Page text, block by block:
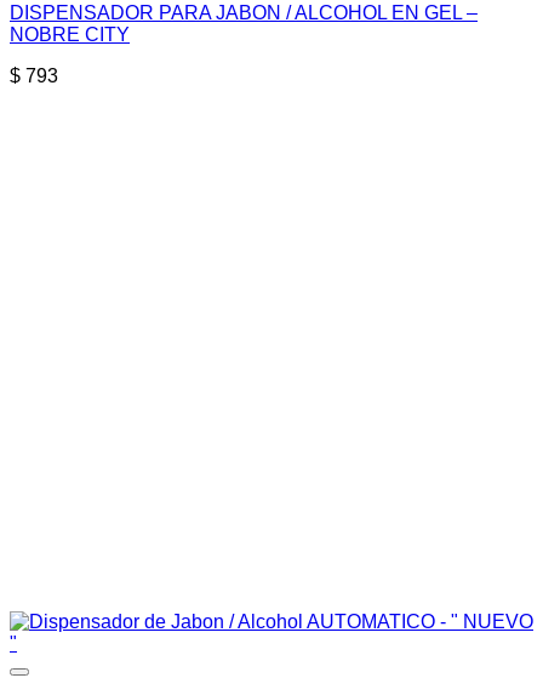
DISPENSADOR PARA JABON / ALCOHOL EN GEL –
NOBRE CITY
$ 793